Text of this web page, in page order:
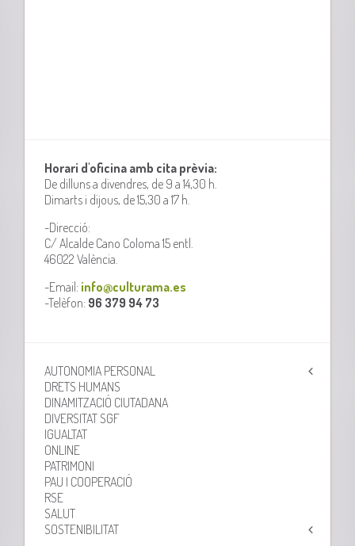
Horari d'oficina amb cita prèvia:
De dilluns a divendres, de 9 a 14,30 h.
Dimarts i dijous, de 15,30 a 17 h.
-Direcció:
C/ Alcalde Cano Coloma 15 entl.
46022 València.
-Email: info@culturama.es
-Telèfon: 96 379 94 73
AUTONOMIA PERSONAL
DRETS HUMANS
DINAMITZACIÓ CIUTADANA
DIVERSITAT SGF
IGUALTAT
ONLINE
PATRIMONI
PAU I COOPERACIÓ
RSE
SALUT
SOSTENIBILITAT